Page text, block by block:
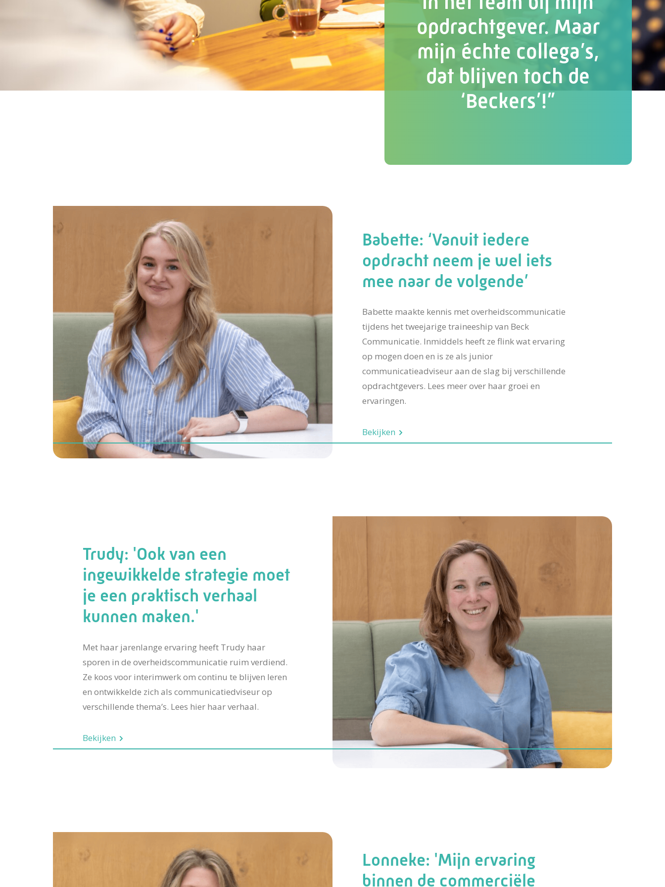
opdrachtgever. Maar
mijn échte collega’s,
dat blijven toch de
‘Beckers’!”
Babette: ‘Vanuit iedere
opdracht neem je wel iets
mee naar de volgende’
Babette maakte kennis met overheidscommunicatie
tijdens het tweejarige traineeship van Beck
Communicatie. Inmiddels heeft ze flink wat ervaring
op mogen doen en is ze als junior
communicatieadviseur aan de slag bij verschillende
opdrachtgevers. Lees meer over haar groei en
ervaringen.
Bekijken
Trudy: 'Ook van een
ingewikkelde strategie moet
je een praktisch verhaal
kunnen maken.'
Met haar jarenlange ervaring heeft Trudy haar
sporen in de overheidscommunicatie ruim verdiend.
Ze koos voor interimwerk om continu te blijven leren
en ontwikkelde zich als communicatiedviseur op
verschillende thema’s. Lees hier haar verhaal.
Bekijken
Lonneke: 'Mijn ervaring
binnen de commerciële